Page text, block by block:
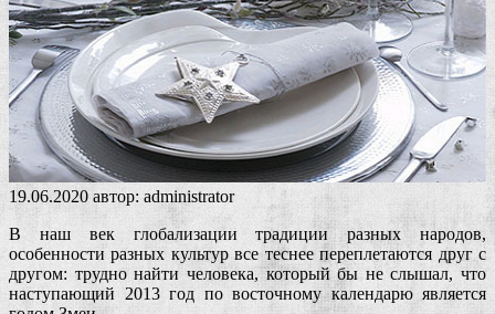
19.06.2020 автор: administrator
В наш век глобализации традиции разных народов,
особенности разных культур все теснее переплетаются друг с
другом: трудно найти человека, который бы не слышал, что
наступающий 2013 год по восточному календарю является